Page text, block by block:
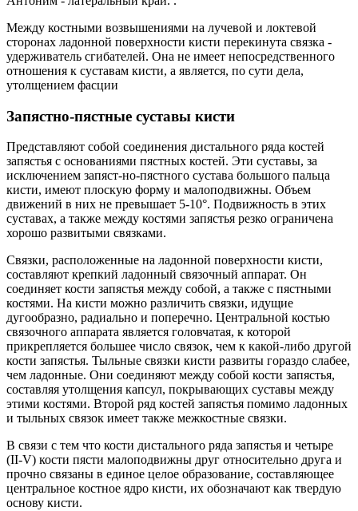
Между костными возвышениями на лучевой и локтевой
сторонах ладонной поверхности кисти перекинута связка -
удерживатель сгибателей. Она не имеет непосредственного
отношения к суставам кисти, а является, по сути дела,
утолщением фасции
Запястно-пястные суставы кисти
Представляют собой соединения дистального ряда костей
запястья с основаниями пястных костей. Эти суставы, за
исключением запяст-но-пястного сустава большого пальца
кисти, имеют плоскую форму и малоподвижны. Объем
движений в них не превышает 5-10°. Подвижность в этих
суставах, а также между костями запястья резко ограничена
хорошо развитыми связками.
Связки, расположенные на ладонной поверхности кисти,
составляют крепкий ладонный связочный аппарат. Он
соединяет кости запястья между собой, а также с пястными
костями. На кисти можно различить связки, идущие
дугообразно, радиально и поперечно. Центральной костью
связочного аппарата является головчатая, к которой
прикрепляется большее число связок, чем к какой-либо другой
кости запястья. Тыльные связки кисти развиты гораздо слабее,
чем ладонные. Они соединяют между собой кости запястья,
составляя утолщения капсул, покрывающих суставы между
этими костями. Второй ряд костей запястья помимо ладонных
и тыльных связок имеет также межкостные связки.
В связи с тем что кости дистального ряда запястья и четыре
(II-V) кости пясти малоподвижны друг относительно друга и
прочно связаны в единое целое образование, составляющее
центральное костное ядро кисти, их обозначают как твердую
основу кисти.